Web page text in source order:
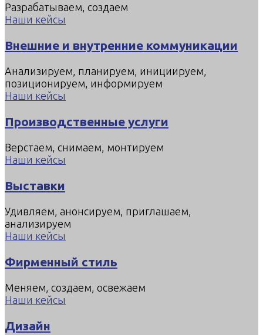
Разрабатываем, создаем
Наши кейсы
Внешние и внутренние коммуникации
Анализируем, планируем, инициируем,
позиционируем, информируем
Наши кейсы
Производственные услуги
Верстаем, снимаем, монтируем
Наши кейсы
Выставки
Удивляем, анонсируем, приглашаем,
анализируем
Наши кейсы
Фирменный стиль
Меняем, создаем, освежаем
Наши кейсы
Дизайн